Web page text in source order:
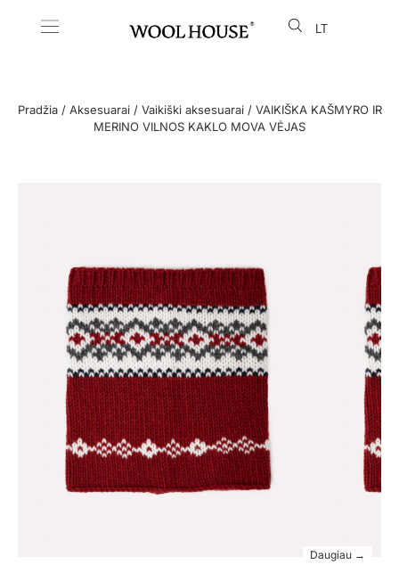
LT
EN
Pradžia/ Aksesuarai/ Vaikiški aksesuarai/ VAIKIŠKA KAŠMYRO IR
MERINO VILNOS KAKLO MOVA VĖJAS